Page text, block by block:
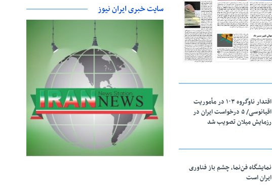
اقتدار ناوگروه ۱۰۳ در مأموریت‌
اقیانوسی/ ۵ درخواست ایران در
رزمایش میلان تصویب شد
نمایشگاه فن‌نما، چشم باز فناوری
ایران است
سایت خبری ایران نیوز